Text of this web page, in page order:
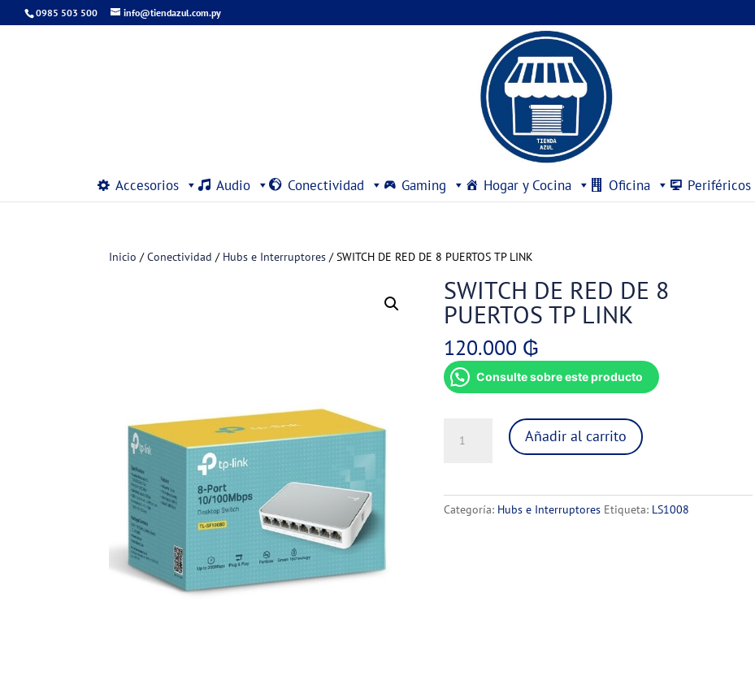
0985 503 500 info@tiendazul.com.py
Accesorios Audio Conectividad Gaming Hogar y Cocina Oficina Periféricos
Inicio /Conectividad / Hubs e Interruptores / SWITCH DE RED DE 8 PUERTOS TP LINK
SWITCH DE RED DE 8
PUERTOS TP LINK
120.000 ₲
Consulte sobre este producto
PUERTOS
Añadir al carrito
Categoría: Hubs e Interruptores Etiqueta: LS1008